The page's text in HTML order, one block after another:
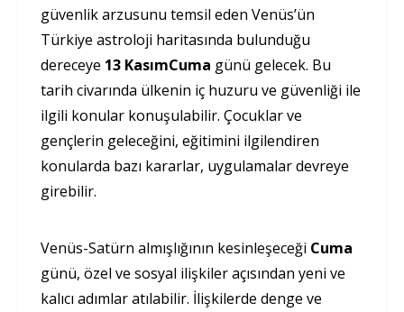
güvenlik arzusunu temsil eden Venüs’ün
Türkiye astroloji haritasında bulunduğu
dereceye 13 KasımCuma günü gelecek. Bu
tarih civarında ülkenin iç huzuru ve güvenliği ile
ilgili konular konuşulabilir. Çocuklar ve
gençlerin geleceğini, eğitimini ilgilendiren
konularda bazı kararlar, uygulamalar devreye
girebilir.
Venüs-Satürn almışlığının kesinleşeceği Cuma
günü, özel ve sosyal ilişkiler açısından yeni ve
kalıcı adımlar atılabilir. İlişkilerde denge ve